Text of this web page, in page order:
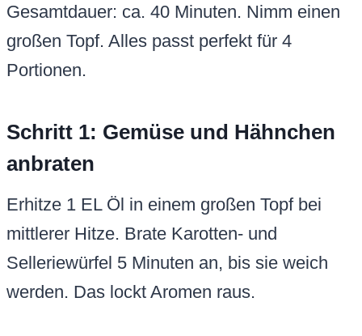
Gesamtdauer: ca. 40 Minuten. Nimm einen
großen Topf. Alles passt perfekt für 4
Portionen.
Schritt 1: Gemüse und Hähnchen
anbraten
Erhitze 1 EL Öl in einem großen Topf bei
mittlerer Hitze. Brate Karotten- und
Selleriewürfel 5 Minuten an, bis sie weich
werden. Das lockt Aromen raus.